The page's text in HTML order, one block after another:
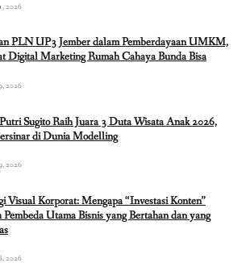
2026
PLN UP3 Jember dalam Pemberdayaan UMKM,
Digital Marketing Rumah Cahaya Bunda Bisa
2026
Sugito Raih Juara 3 Duta Wisata Anak 2026,
di Dunia Modelling
2026
Visual Korporat: Mengapa “Investasi Konten”
Pembeda Utama Bisnis yang Bertahan dan yang
2026